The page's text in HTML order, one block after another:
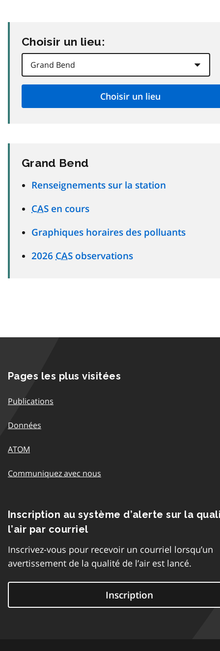
Choisir un lieu:
Grand Bend
Renseignements sur la station
CAS en cours
Graphiques horaires des polluants
2026 CAS observations
Pages les plus visitées
Publications
Données
ATOM
Communiquez avec nous
Inscription au système d’alerte sur la
l’air par courriel
Inscrivez-vous pour recevoir un courriel lorsqu’un
avertissement de la qualité de l’air est lancé.
Inscription